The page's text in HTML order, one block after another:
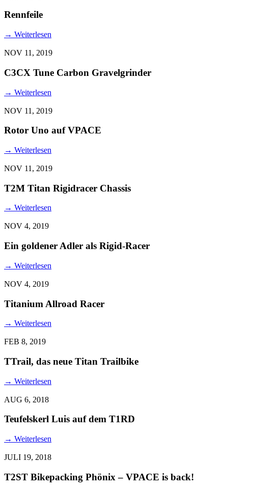
Rennfeile
→ Weiterlesen
NOV 11, 2019
C3CX Tune Carbon Gravelgrinder
→ Weiterlesen
NOV 11, 2019
Rotor Uno auf VPACE
→ Weiterlesen
NOV 11, 2019
T2M Titan Rigidracer Chassis
→ Weiterlesen
NOV 4, 2019
Ein goldener Adler als Rigid-Racer
→ Weiterlesen
NOV 4, 2019
Titanium Allroad Racer
→ Weiterlesen
FEB 8, 2019
TTrail, das neue Titan Trailbike
→ Weiterlesen
AUG 6, 2018
Teufelskerl Luis auf dem T1RD
→ Weiterlesen
JULI 19, 2018
T2ST Bikepacking Phönix – VPACE is back!